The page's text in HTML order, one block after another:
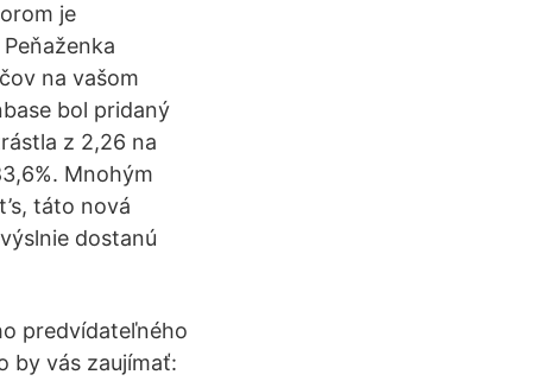
je
na vašom
bol pridaný
z 2,26 na
Mnohým
táto nová
dostanú
predvídateľného
by vás zaujímať: